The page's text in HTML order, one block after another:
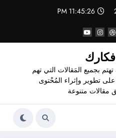
11:45:30 PM
بجميع المَقالات التي تهم
تطوير وإثراء المُحْتوى
مقالات متنوعة